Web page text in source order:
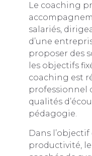
Le coaching
salariés,
d’une
proposer des
les objectifs
coaching est
professionnel
qualités
pédagogie.
Dans
productivité,